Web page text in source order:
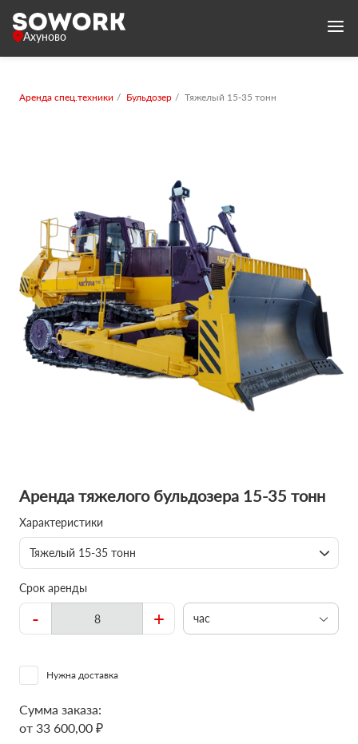
Ахуново
Аренда спец.техники Бульдозер Тяжелый 15-35 тонн
Аренда тяжелого бульдозера 15-35 тонн
Характеристики
Тяжелый 15-35 тонн
Срок аренды
- + час
Нужна доставка
Сумма заказа:
от 33 600,00 ₽